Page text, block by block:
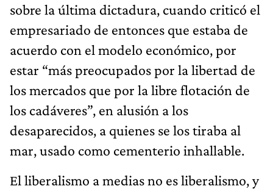
sobre la última dictadura, cuando criticó el
empresariado de entonces que estaba de
acuerdo con el modelo económico, por
estar “más preocupados por la libertad de
los mercados que por la libre flotación de
los cadáveres”, en alusión a los
desaparecidos, a quienes se los tiraba al
mar, usado como cementerio inhallable.
El liberalismo a medias no es liberalismo, y